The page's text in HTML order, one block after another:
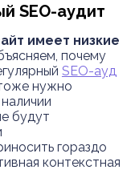
SEO-аудит
имеет низкие
почему
SEO-ауд
нужно
будут
гораздо
контекстная